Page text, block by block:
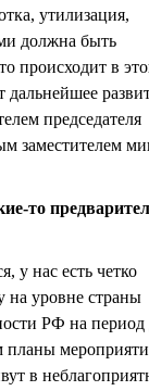
утилизация,
должна быть
происходит в
дальнейшее
председателя
то
у нас есть четко
на уровне страны
РФ на период
планы
в